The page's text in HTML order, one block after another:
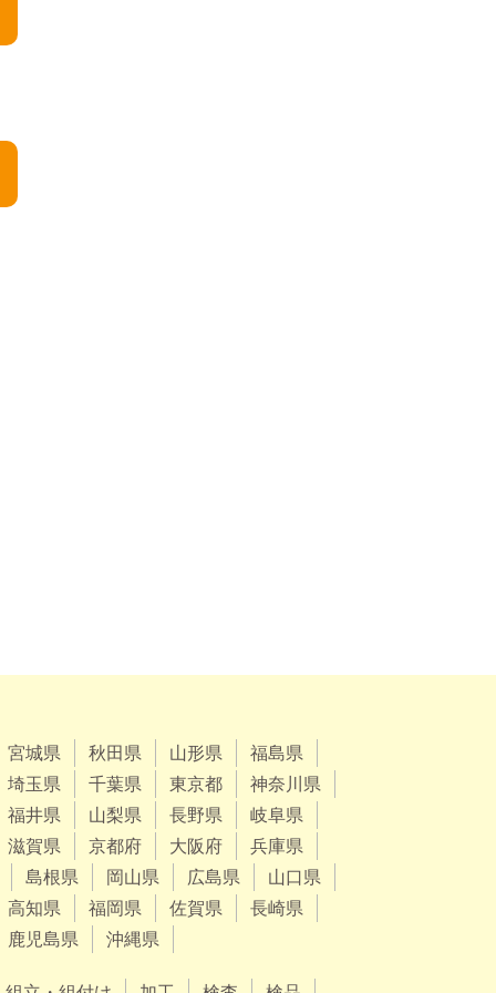
宮城県 秋田県 山形県
福島県
埼玉県
千葉県 東京都
神奈川県
福井県
山梨県 長野県
岐阜県
滋賀県
京都府 大阪府
兵庫県
島根県
岡山県 広島県
山口県
高知県
福岡県 佐賀県
長崎県
鹿児島県
沖縄県